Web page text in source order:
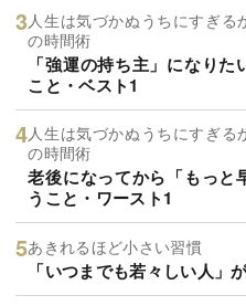
人生は気づかぬうちにすぎ
の時間術
「強運の持ち主」になり
こと・ベスト1
人生は気づかぬうちにすぎ
の時間術
老後になってから「もっと
うこと・ワースト1
あきれるほど小さい習慣
「いつまでも若々しい人」